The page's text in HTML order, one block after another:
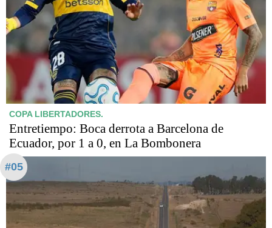
COPA LIBERTADORES.
Entretiempo: Boca derrota a Barcelona de
Ecuador, por 1 a 0, en La Bombonera
#05